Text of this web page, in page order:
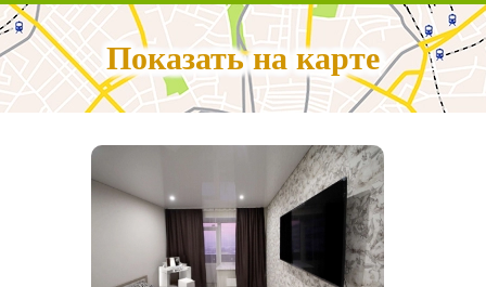
Показать на карте